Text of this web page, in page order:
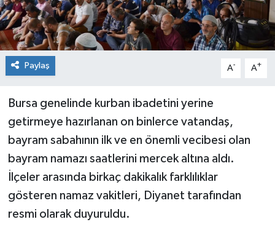
Paylaş A- A+
Bursa genelinde kurban ibadetini yerine
getirmeye hazırlanan on binlerce vatandaş,
bayram sabahının ilk ve en önemli vecibesi olan
bayram namazı saatlerini mercek altına aldı.
İlçeler arasında birkaç dakikalık farklılıklar
gösteren namaz vakitleri, Diyanet tarafından
resmi olarak duyuruldu.
Türkiye